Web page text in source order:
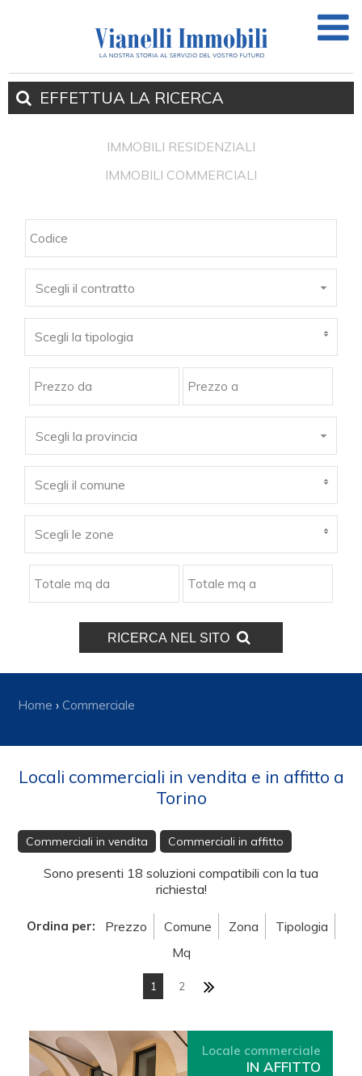
EFFETTUA LA RICERCA
IMMOBILI RESIDENZIALI
IMMOBILI COMMERCIALI
Scegli il contratto
Scegli la tipologia
Scegli la provincia
Scegli il comune
Scegli le zone
RICERCA NEL SITO
Home › Commerciale
Locali commerciali in vendita e in affitto a
Torino
Commerciali in vendita Commerciali in affitto
Sono presenti 18 soluzioni compatibili con la tua
richiesta!
Ordina per: Prezzo Comune Zona
Tipologia
Mq
1 2
Locale commerciale
IN AFFITTO